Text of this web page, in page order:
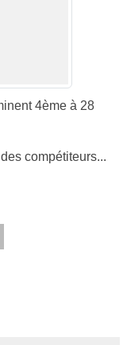
4ème à 28
compétiteurs...